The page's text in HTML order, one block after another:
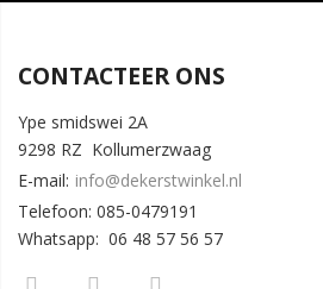
CONTACTEER ONS
Ype smidswei 2A
9298 RZ Kollumerzwaag
E-mail: info@dekerstwinkel.nl
Telefoon: 085-0479191
Whatsapp: 06 48 57 56 57